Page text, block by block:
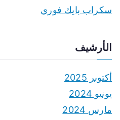
سكراب بايك فوري
الأرشيف
أكتوبر 2025
يونيو 2024
مارس 2024